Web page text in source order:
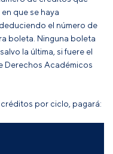
que se haya
el número de
boleta . Ninguna boleta
la última, si fuere el
Derechos Académicos
créditos por ciclo, pagará: